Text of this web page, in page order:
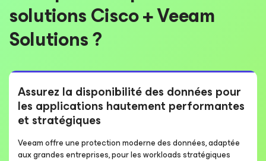
solutions Cisco + Veeam
Solutions ?
Assurez la disponibilité des données pour
les applications hautement performantes
et stratégiques
Veeam offre une protection moderne des données, adaptée
aux grandes entreprises, pour les workloads stratégiques